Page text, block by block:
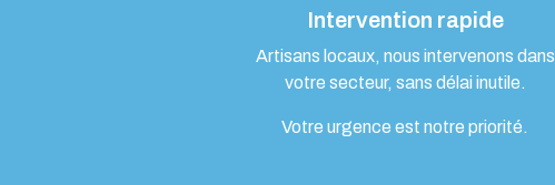
Intervention rapide
Artisans locaux, nous intervenons dans
votre secteur, sans délai inutile.
Votre urgence est notre priorité.